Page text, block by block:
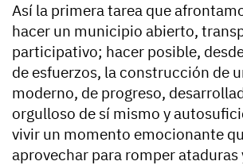
Así la primera tarea que
hacer un municipio abierto,
participativo; hacer posible,
de esfuerzos, la construcción de
moderno, de progreso,
orgulloso de sí mismo y
vivir un momento emocionante
aprovechar para romper ataduras